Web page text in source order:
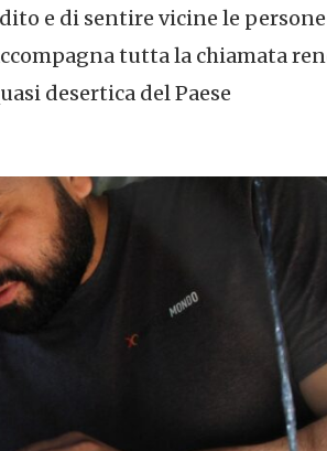
e di sentire vicine le persone
tutta la chiamata
desertica del Paese